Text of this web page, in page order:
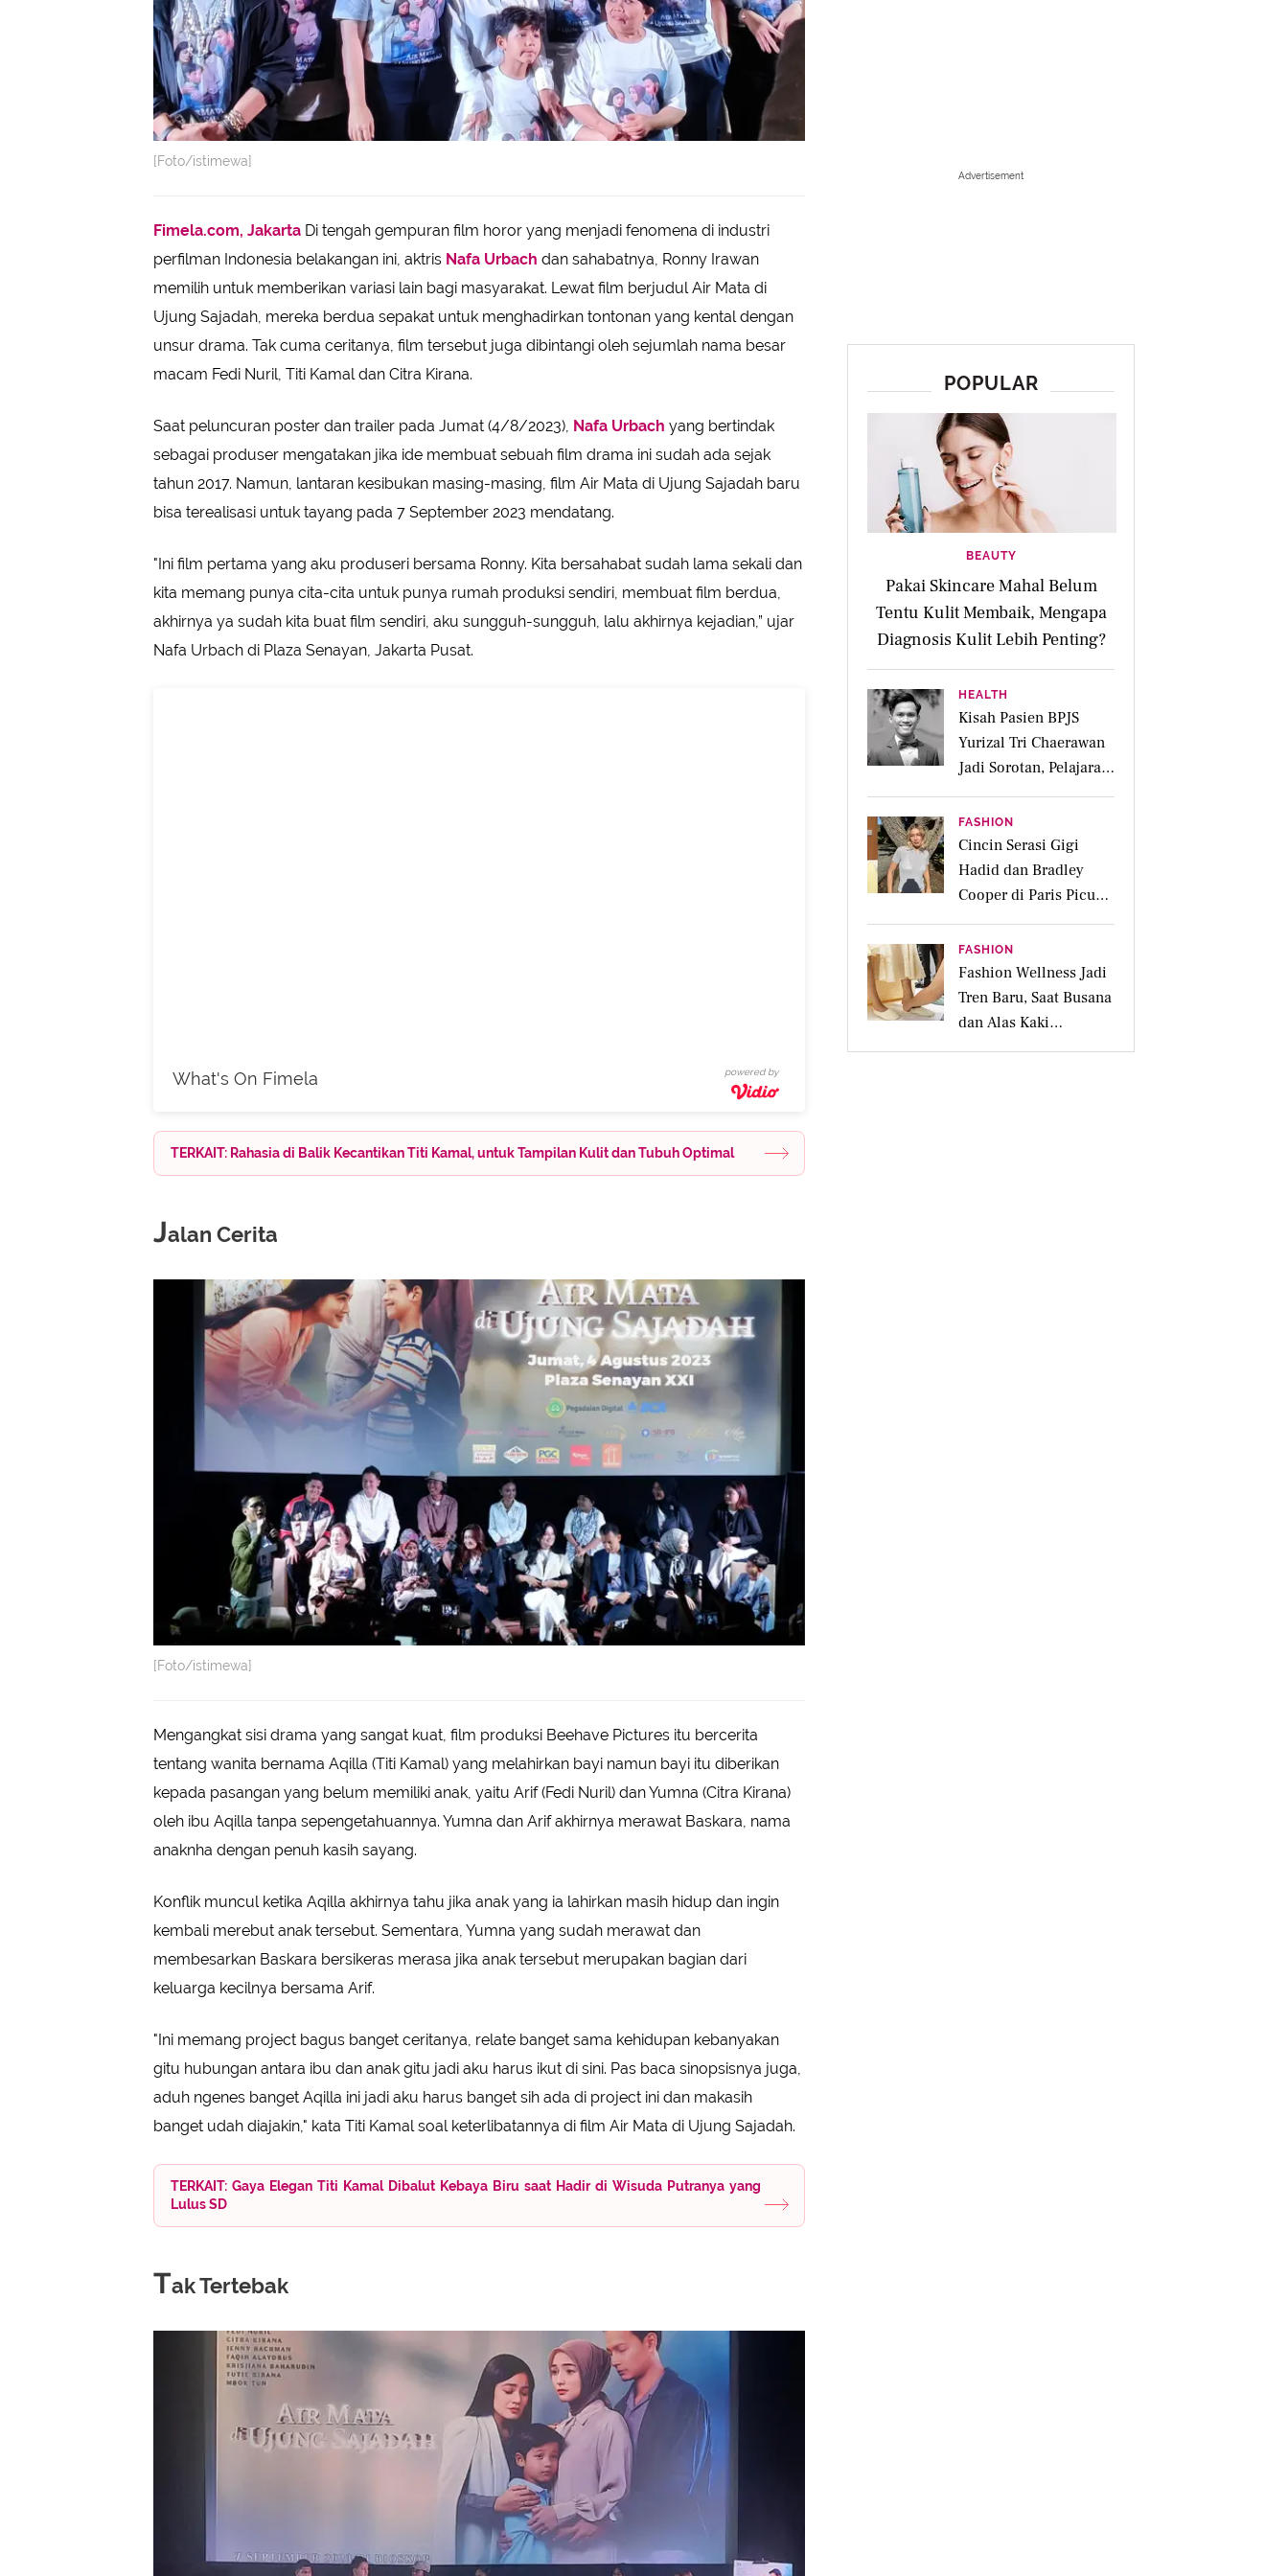
[Foto/istimewa]
Fimela.com, Jakarta Di tengah gempuran film horor yang menjadi fenomena di industri
perfilman Indonesia belakangan ini, aktris Nafa Urbach dan sahabatnya, Ronny Irawan
memilih untuk memberikan variasi lain bagi masyarakat. Lewat film berjudul Air Mata di
Ujung Sajadah, mereka berdua sepakat untuk menghadirkan tontonan yang kental dengan
unsur drama. Tak cuma ceritanya, film tersebut juga dibintangi oleh sejumlah nama besar
macam Fedi Nuril, Titi Kamal dan Citra Kirana.
Saat peluncuran poster dan trailer pada Jumat (4/8/2023), Nafa Urbach yang bertindak
sebagai produser mengatakan jika ide membuat sebuah film drama ini sudah ada sejak
tahun 2017. Namun, lantaran kesibukan masing-masing, film Air Mata di Ujung Sajadah baru
bisa terealisasi untuk tayang pada 7 September 2023 mendatang.
"Ini film pertama yang aku produseri bersama Ronny. Kita bersahabat sudah lama sekali dan
kita memang punya cita-cita untuk punya rumah produksi sendiri, membuat film berdua,
akhirnya ya sudah kita buat film sendiri, aku sungguh-sungguh, lalu akhirnya kejadian,” ujar
Nafa Urbach di Plaza Senayan, Jakarta Pusat.
What's On Fimela powered by
TERKAIT: Rahasia di Balik Kecantikan Titi Kamal, untuk Tampilan Kulit dan Tubuh Optimal
Jalan Cerita
[Foto/istimewa]
Mengangkat sisi drama yang sangat kuat, film produksi Beehave Pictures itu bercerita
tentang wanita bernama Aqilla (Titi Kamal) yang melahirkan bayi namun bayi itu diberikan
kepada pasangan yang belum memiliki anak, yaitu Arif (Fedi Nuril) dan Yumna (Citra Kirana)
oleh ibu Aqilla tanpa sepengetahuannya. Yumna dan Arif akhirnya merawat Baskara, nama
anaknha dengan penuh kasih sayang.
Konflik muncul ketika Aqilla akhirnya tahu jika anak yang ia lahirkan masih hidup dan ingin
kembali merebut anak tersebut. Sementara, Yumna yang sudah merawat dan
membesarkan Baskara bersikeras merasa jika anak tersebut merupakan bagian dari
keluarga kecilnya bersama Arif.
"Ini memang project bagus banget ceritanya, relate banget sama kehidupan kebanyakan
gitu hubungan antara ibu dan anak gitu jadi aku harus ikut di sini. Pas baca sinopsisnya juga,
aduh ngenes banget Aqilla ini jadi aku harus banget sih ada di project ini dan makasih
banget udah diajakin," kata Titi Kamal soal keterlibatannya di film Air Mata di Ujung Sajadah.
TERKAIT: Gaya Elegan Titi Kamal Dibalut Kebaya Biru saat Hadir di Wisuda Putranya yang
Lulus SD
Tak Tertebak
Advertisement
POPULAR
BEAUTY
Pakai Skincare Mahal Belum
Tentu Kulit Membaik, Mengapa
Diagnosis Kulit Lebih Penting?
HEALTH
Kisah Pasien BPJS
Yurizal Tri Chaerawan
Jadi Sorotan, Pelajaran
Penting tentang Empati
dan Bahaya
Spondilosis
FASHION
Cincin Serasi Gigi
Hadid dan Bradley
Cooper di Paris Picu
Spekulasi Menikah,
Berapa Harganya?
FASHION
Fashion Wellness Jadi
Tren Baru, Saat Busana
dan Alas Kaki
Membantu Mood Lebih